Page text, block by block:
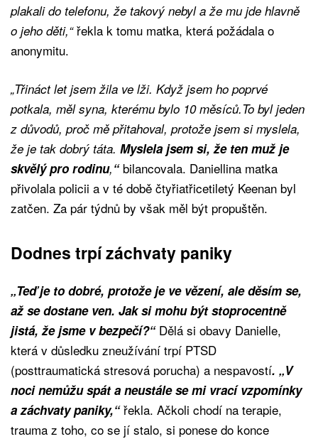
plakali do telefonu, že takový nebyl a že mu jde hlavně
o jeho děti,“řekla k tomu matka, která požádala o
anonymitu.
„Třináct let jsem žila ve lži. Když jsem ho poprvé
potkala, měl syna, kterému bylo 10 měsíců.To byl jeden
z důvodů, proč mě přitahoval, protože jsem si myslela,
že je tak dobrý táta. Myslela jsem si, že ten muž je
skvělý pro rodinu,“ bilancovala. Daniellina matka
přivolala policii a v té době čtyřiatřicetiletý Keenan byl
zatčen. Za pár týdnů by však měl být propuštěn.
Dodnes trpí záchvaty paniky
„Teď je to dobré, protože je ve vězení, ale děsím se,
až se dostane ven. Jak si mohu být stoprocentně
jistá, že jsme v bezpečí?“Dělá si obavy Danielle,
která v důsledku zneužívání trpí PTSD
(posttraumatická stresová porucha) a nespavostí. „V
noci nemůžu spát a neustále se mi vrací vzpomínky
a záchvaty paniky,“řekla. Ačkoli chodí na terapie,
trauma z toho, co se jí stalo, si ponese do konce